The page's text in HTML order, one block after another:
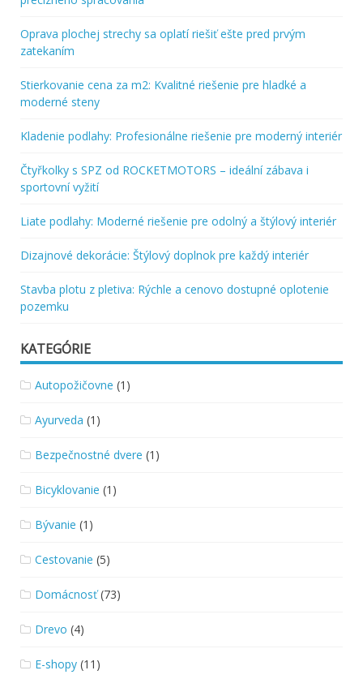
Oprava plochej strechy sa oplatí riešiť ešte pred prvým
zatekaním
Stierkovanie cena za m2: Kvalitné riešenie pre hladké a
moderné steny
Kladenie podlahy: Profesionálne riešenie pre moderný interiér
Čtyřkolky s SPZ od ROCKETMOTORS – ideální zábava i
sportovní vyžití
Liate podlahy: Moderné riešenie pre odolný a štýlový interiér
Dizajnové dekorácie: Štýlový doplnok pre každý interiér
Stavba plotu z pletiva: Rýchle a cenovo dostupné oplotenie
pozemku
KATEGÓRIE
Autopožičovne (1)
Ayurveda (1)
Bezpečnostné dvere (1)
Bicyklovanie (1)
Bývanie (1)
Cestovanie (5)
Domácnosť(73)
Drevo (4)
E-shopy (11)